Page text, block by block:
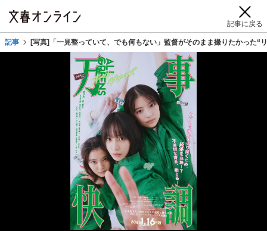
記事に戻る
記事 [写真]「一見整っていて、でも何もない」監督がそのまま撮りたかった